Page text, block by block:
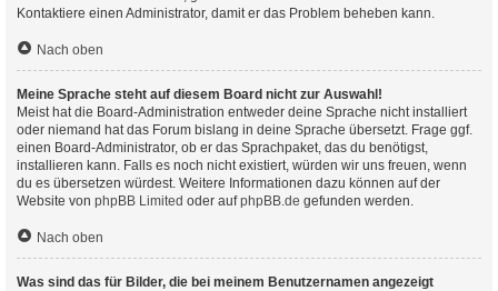
Kontaktiere einen Administrator, damit er das Problem beheben kann.
Nach oben
Meine Sprache steht auf diesem Board nicht zur Auswahl!
Meist hat die Board-Administration entweder deine Sprache nicht installiert
oder niemand hat das Forum bislang in deine Sprache übersetzt. Frage ggf.
einen Board-Administrator, ob er das Sprachpaket, das du benötigst,
installieren kann. Falls es noch nicht existiert, würden wir uns freuen, wenn
du es übersetzen würdest. Weitere Informationen dazu können auf der
Website von phpBB Limited oder aufphpBB.de gefunden werden.
Nach oben
Was sind das für Bilder, die bei meinem Benutzernamen angezeigt